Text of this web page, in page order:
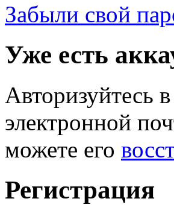
Забыли свой
Уже есть
Авторизуйтесь
электронной
можете его
Регистрация